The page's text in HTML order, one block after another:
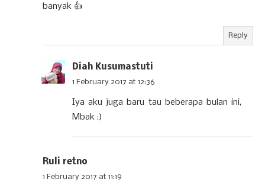
banyak 👍
Reply
Diah Kusumastuti
1 February 2017 at 12:36
Iya aku juga baru tau beberapa bulan ini,
Mbak :)
Ruli retno
1 February 2017 at 11:19